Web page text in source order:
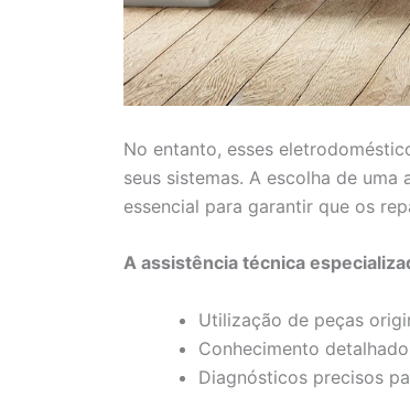
No entanto, esses
seus sistemas. A escolha de
essencial para garantir que os
A assistência técnica
Utilização de peças
Conhecimento
Diagnósticos precisos